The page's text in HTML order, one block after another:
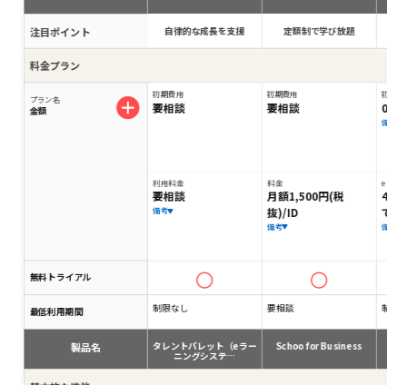
注目ポイント
料金プラン
プラン名
金額
無料トライアル
最低利用期間
製品名
自律的な成長を支援
初期費用
要相談
利用料金
要相談
備考
制限なし
タレントパレット（eラー
ニングシステ…
定額制で学び放題
初期費用
要相談
料金
月額1,500円(税
抜)/ID
備考
要相談
Schoo for Business
初期費
0円
備考
eラー
で
備考
制限